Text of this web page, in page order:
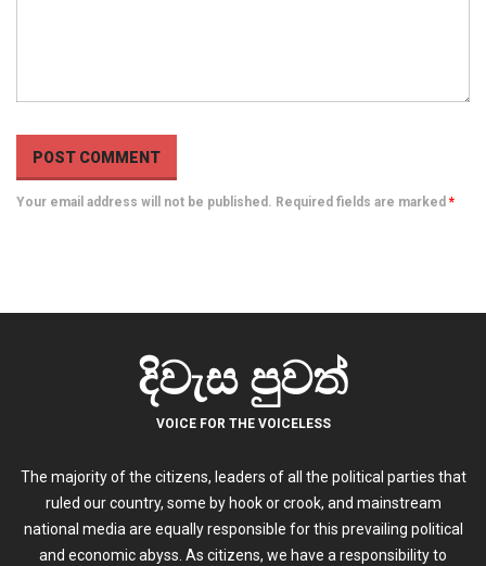
Your email address will not be published. Required fields are marked *
දිවැස පුවත්
VOICE FOR THE VOICELESS
The majority of the citizens, leaders of all the political parties that
ruled our country, some by hook or crook, and mainstream
national media are equally responsible for this prevailing political
and economic abyss. As citizens, we have a responsibility to